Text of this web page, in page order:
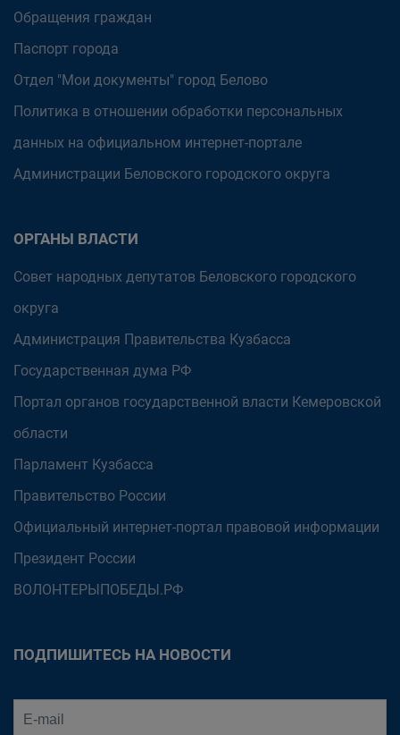
Обращения граждан
Паспорт города
Отдел "Мои документы" город Белово
Политика в отношении обработки персональных
данных на официальном интернет-портале
Администрации Беловского городского округа
ОРГАНЫ ВЛАСТИ
Совет народных депутатов Беловского городского
округа
Администрация Правительства Кузбасса
Государственная дума РФ
Портал органов государственной власти Кемеровской
области
Парламент Кузбасса
Правительство России
Официальный интернет-портал правовой информации
Президент России
ВОЛОНТЕРЫПОБЕДЫ.РФ
ПОДПИШИТЕСЬ НА НОВОСТИ